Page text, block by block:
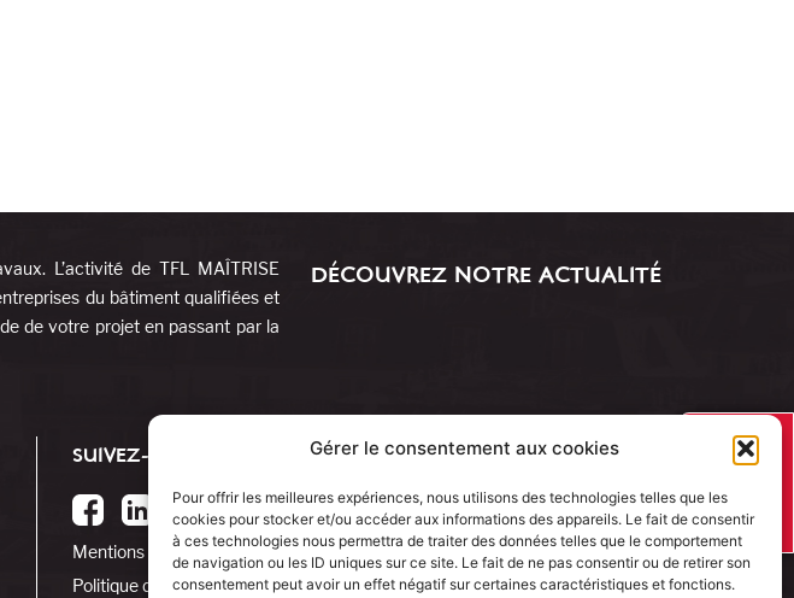
Gérer le consentement aux cookies
Pour offrir les meilleures expériences, nous utilisons des technologies telles que les
cookies pour stocker et/ou accéder aux informations des appareils. Le fait de consentir
à ces technologies nous permettra de traiter des données telles que le comportement
de navigation ou les ID uniques sur ce site. Le fait de ne pas consentir ou de retirer son
consentement peut avoir un effet négatif sur certaines caractéristiques et fonctions.
L’activité de TFL MAÎTRISE
du bâtiment qualifiées et
de votre projet en passant par la
SUIVEZ-NOUS !
Mentions légales
Politique de cookies
DÉCOUVREZ NOTRE ACTUALITÉ
J’AI UN
PROJET